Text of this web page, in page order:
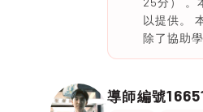
以提供。
除了協助
導師編號